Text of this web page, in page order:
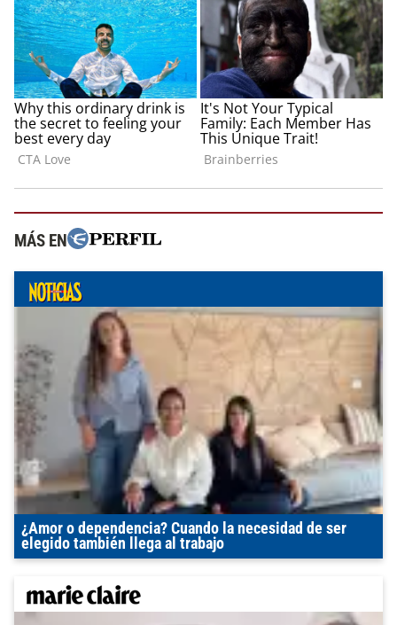
MÁS EN
¿Amor o dependencia? Cuando la necesidad de ser
elegido también llega al trabajo